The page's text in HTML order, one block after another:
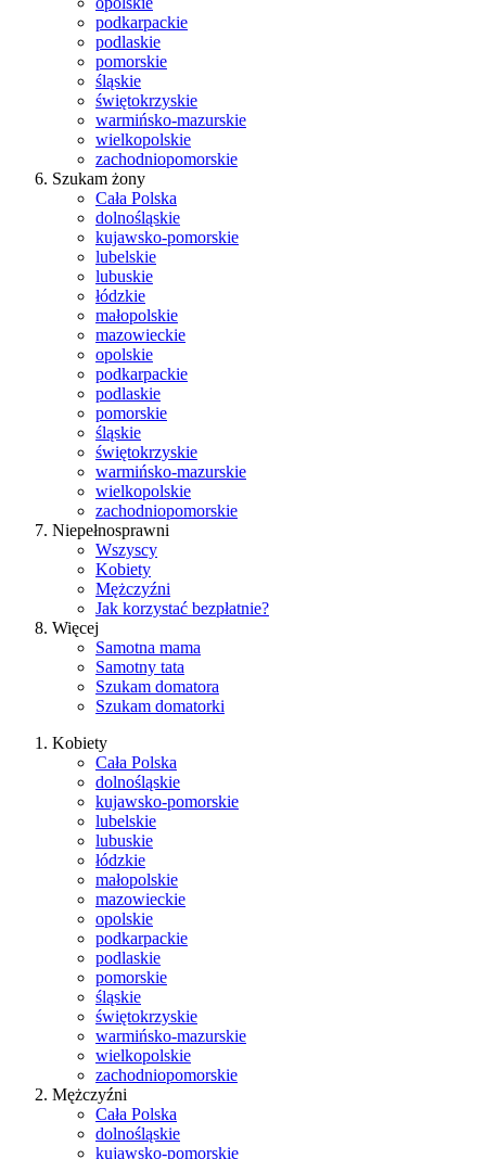
podkarpackie
podlaskie
pomorskie
śląskie
świętokrzyskie
warmińsko-mazurskie
wielkopolskie
zachodniopomorskie
Szukam żony
Cała Polska
dolnośląskie
kujawsko-pomorskie
lubelskie
lubuskie
łódzkie
małopolskie
mazowieckie
opolskie
podkarpackie
podlaskie
pomorskie
śląskie
świętokrzyskie
warmińsko-mazurskie
wielkopolskie
zachodniopomorskie
Niepełnosprawni
Wszyscy
Kobiety
Mężczyźni
Jak korzystać bezpłatnie?
Więcej
Samotna mama
Samotny tata
Szukam domatora
Szukam domatorki
Kobiety
Cała Polska
dolnośląskie
kujawsko-pomorskie
lubelskie
lubuskie
łódzkie
małopolskie
mazowieckie
opolskie
podkarpackie
podlaskie
pomorskie
śląskie
świętokrzyskie
warmińsko-mazurskie
wielkopolskie
zachodniopomorskie
Mężczyźni
Cała Polska
dolnośląskie
kujawsko-pomorskie